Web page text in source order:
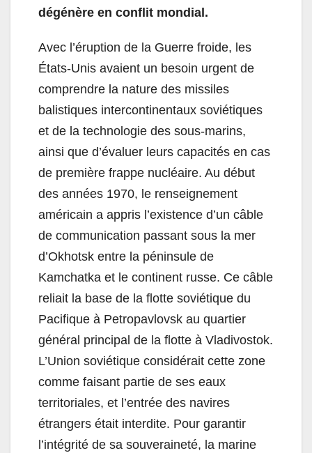
dégénère en conflit mondial.
Avec l’éruption de la Guerre froide, les
États-Unis avaient un besoin urgent de
comprendre la nature des missiles
balistiques intercontinentaux soviétiques
et de la technologie des sous-marins,
ainsi que d’évaluer leurs capacités en cas
de première frappe nucléaire. Au début
des années 1970, le renseignement
américain a appris l’existence d’un câble
de communication passant sous la mer
d’Okhotsk entre la péninsule de
Kamchatka et le continent russe. Ce câble
reliait la base de la flotte soviétique du
Pacifique à Petropavlovsk au quartier
général principal de la flotte à Vladivostok.
L’Union soviétique considérait cette zone
comme faisant partie de ses eaux
territoriales, et l’entrée des navires
étrangers était interdite. Pour garantir
l’intégrité de sa souveraineté, la marine